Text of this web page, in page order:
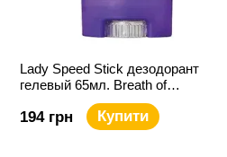
Lady Speed Stick дезодорант
гелевый 65мл. Breath of
194 грн Купити